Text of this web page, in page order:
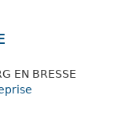
EN BRESSE